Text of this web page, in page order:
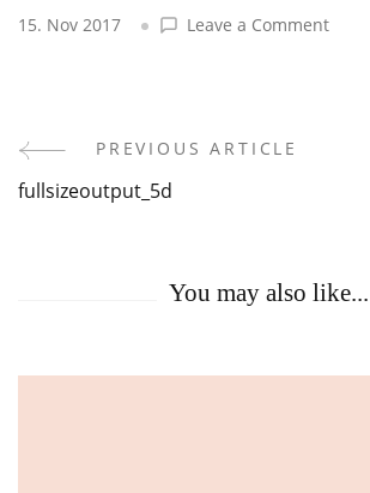
15. Nov 2017 Leave a Commenton
Post
PREVIOUS ARTICLE
fullsizeoutput_5d
You may also like...